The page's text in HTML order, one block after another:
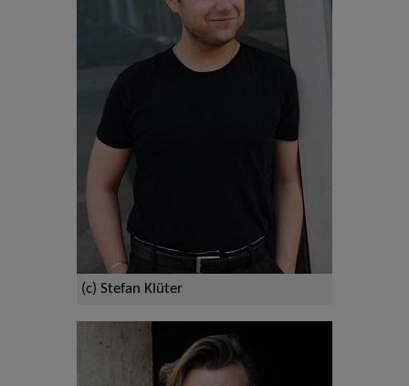
(c) Stefan Klüter